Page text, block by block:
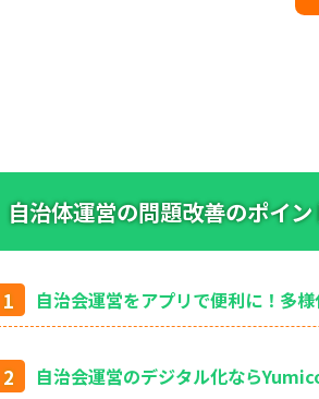
自治体運営の問題改善のポイ
自治会運営をアプリで便利に！多
自治会運営のデジタル化なら